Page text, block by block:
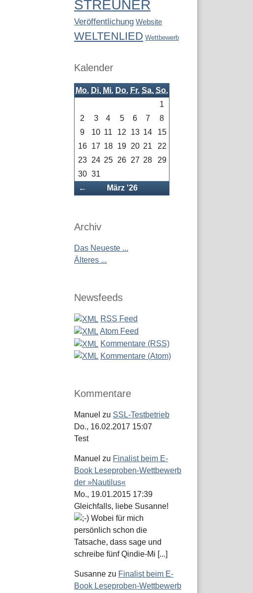
STREUNER
Veröffentlichung Website
WELTENLIED Wettbewerb
Kalender
Mo. Di. Mi. Do. Fr. Sa. So.
← ZurückMärz '26
1
2
3 4 5 6 7
8
9
10 11 12 13 14
15
16
17 18 19 20 21
22
23
24 25 26 27 28
29
30 31
Archiv
Das Neueste ...
Älteres ...
Newsfeeds
RSS Feed
Atom Feed
Kommentare (RSS)
Kommentare (Atom)
Kommentare
Manuel zu SSL-Testbetrieb
Do., 16.02.2017 15:07
Test
Manuel zu Finalist beim E-
Book Leseproben-Wettbewerb
der »Nautilus«
Mo., 19.01.2015 17:39
Gleichfalls, liebe Susanne!
Wobei für mich
persönlich schon die
Tatsache, dass sage und
schreibe fünf Qindie-Mi [...]
Susanne zu Finalist beim E-
Book Leseproben-Wettbewerb